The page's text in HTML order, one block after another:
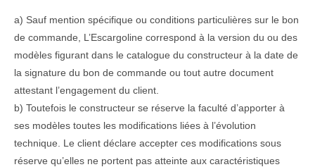
a) Sauf mention spécifique ou conditions particulières sur le bon
de commande, L’Escargoline correspond à la version du ou des
modèles figurant dans le catalogue du constructeur à la date de
la signature du bon de commande ou tout autre document
attestant l’engagement du client.
b) Toutefois le constructeur se réserve la faculté d’apporter à
ses modèles toutes les modifications liées à l’évolution
technique. Le client déclare accepter ces modifications sous
réserve qu’elles ne portent pas atteinte aux caractéristiques